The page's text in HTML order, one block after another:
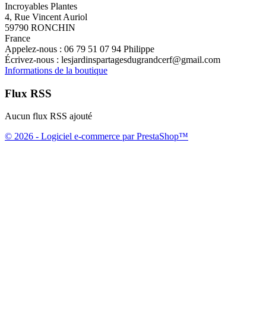
Incroyables Plantes
4, Rue Vincent Auriol
59790 RONCHIN
France
Appelez-nous : 06 79 51 07 94 Philippe
Écrivez-nous : lesjardinspartagesdugrandcerf@gmail.com
Informations de la boutique
Flux RSS
Aucun flux RSS ajouté
© 2026 - Logiciel e-commerce par PrestaShop™